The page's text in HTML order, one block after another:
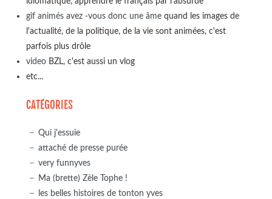
gif animés avez -vous donc une âmequand les images de
l'actualité, de la politique, de la vie sont animées, c'est
parfois plus drôle
videoBZL, c'est aussi un vlog
etc...
CATÉGORIES
Qui j'essuie
attaché de presse purée
very funnyves
Ma (brette) Zèle Tophe !
les belles histoires de tonton yves